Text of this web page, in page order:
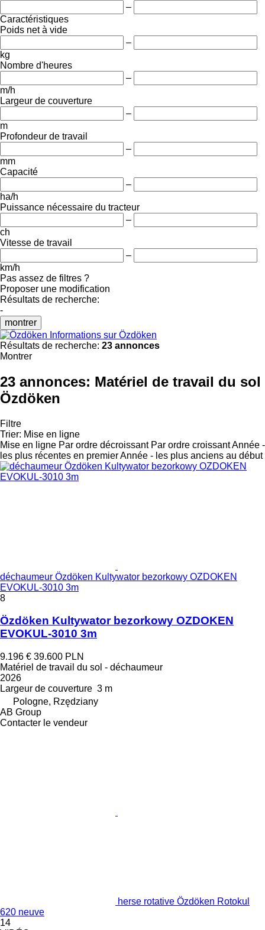
–
Caractéristiques
Poids net à vide
–
kg
Nombre d'heures
–
m/h
Largeur de couverture
–
m
Profondeur de travail
–
mm
Capacité
–
ha/h
Puissance nécessaire du tracteur
–
ch
Vitesse de travail
–
km/h
Pas assez de filtres ?
Proposer une modification
Résultats de recherche:
-
montrer
Informations sur Özdöken
Résultats de recherche: 23 annonces
Montrer
23 annonces: Matériel de travail du sol
Özdöken
Filtre
Trier: Mise en ligne
Mise en ligne Par ordre décroissant Par ordre croissantAnnée -
les plus récentes en premierAnnée - les plus anciens au début
déchaumeur Özdöken Kultywator bezorkowy OZDOKEN
EVOKUL-3010 3m
8
Özdöken Kultywator bezorkowy OZDOKEN
EVOKUL-3010 3m
9.196 € 39.600 PLN
Matériel de travail du sol - déchaumeur
2026
Largeur de couverture 3 m
Pologne, Rzędziany
AB Group
Contacter le vendeur
herse rotative Özdöken Rotokul
620 neuve
14